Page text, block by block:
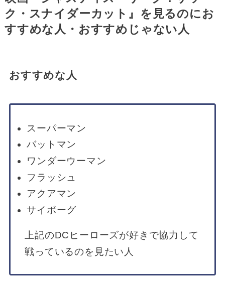
ク・スナイダーカット』を見るのにお
すすめな人・おすすめじゃない人
おすすめな人
スーパーマン
バットマン
ワンダーウーマン
フラッシュ
アクアマン
サイボーグ
上記のDCヒーローズが好きで協力して
戦っているのを見たい人